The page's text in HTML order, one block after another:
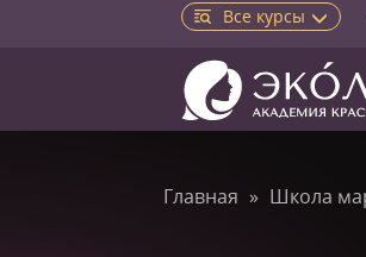
Все курсы
Главная Школа